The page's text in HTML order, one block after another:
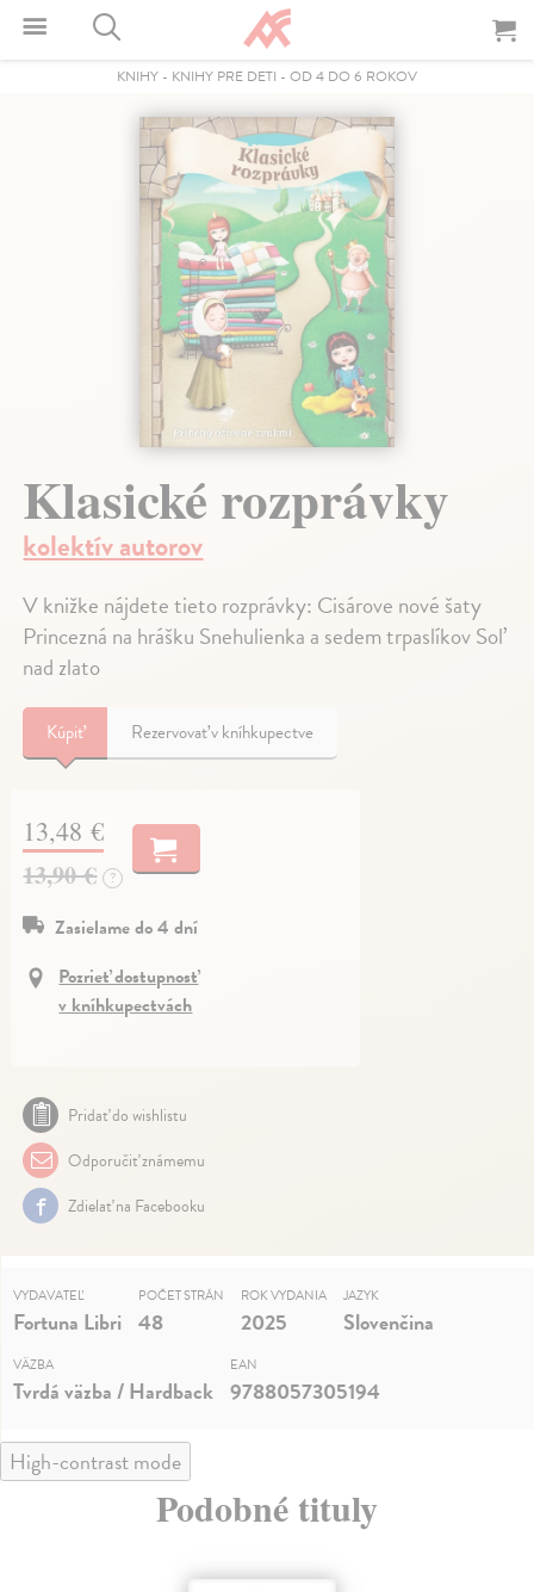
KNIHY - KNIHY PRE DETI - OD 4 DO 6 ROKOV
Klasické rozprávky
kolektív autorov
V knižke nájdete tieto rozprávky: Cisárove nové šaty
Princezná na hrášku Snehulienka a sedem trpaslíkov Soľ
nad zlato
Kúpiť Rezervovať v kníhkupectve
13,48 €
13,90 € ?
Zasielame do 4 dní
Pozrieť dostupnosť
v kníhkupectvách
Pridať do wishlistu
Odporučiť známemu
Zdielať na Facebooku
VYDAVATEĽ
Fortuna Libri
POČET STRÁN
48
ROK VYDANIA
2025
JAZYK
Slovenčina
VÄZBA
Tvrdá väzba / Hardback
EAN
9788057305194
High-contrast mode
Podobné tituly